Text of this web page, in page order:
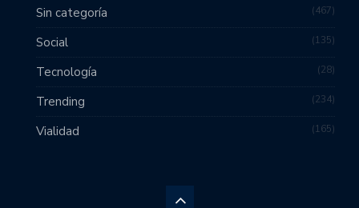
Sin categoría 467
Social 135
Tecnología 28
Trending 234
Vialidad 165